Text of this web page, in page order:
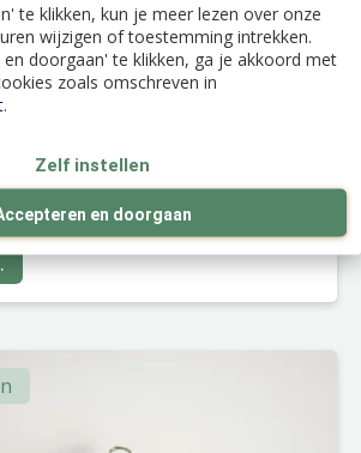
te klikken, kun je meer lezen over onze
wijzigen of toestemming intrekken.
doorgaan' te klikken, ga je akkoord met
zoals omschreven in
.
Zelf instellen
en doorgaan
je devijf mooiste
binnen
die je niet mag missen.